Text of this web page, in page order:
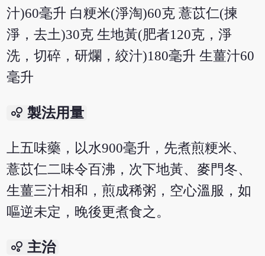
汁)60毫升 白粳米(淨淘)60克 薏苡仁(揀
淨，去土)30克 生地黃(肥者120克，淨
洗，切碎，研爛，絞汁)180毫升 生薑汁60
毫升
bubble_chart 製法用量
上五味藥，以水900毫升，先煮煎粳米、
薏苡仁二味令百沸，次下地黃、麥門冬、
生薑三汁相和，煎成稀粥，空心溫服，如
嘔逆未定，晚後更煮食之。
bubble_chart 主治